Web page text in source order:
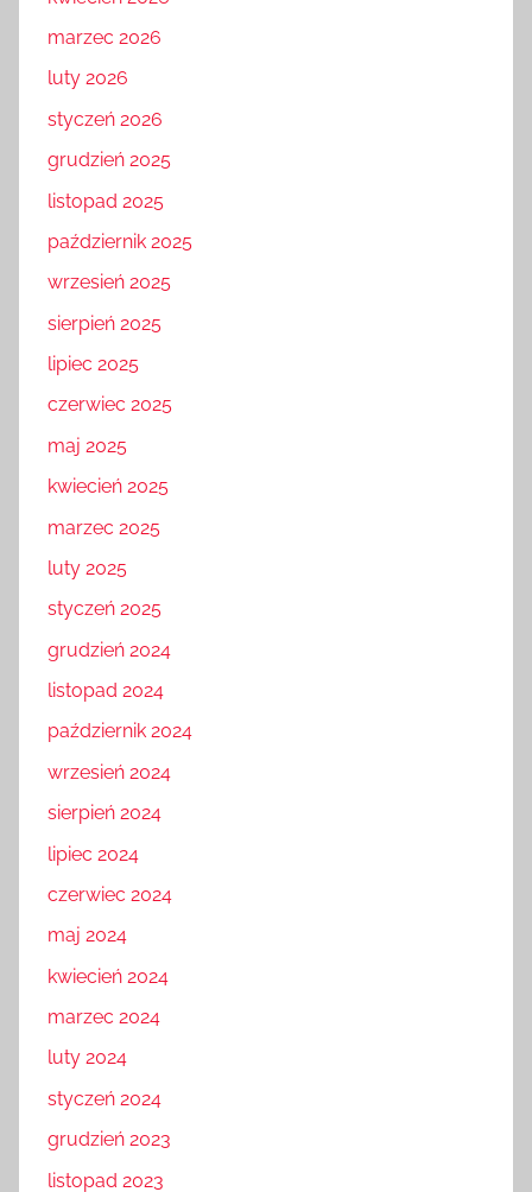
marzec 2026
luty 2026
styczeń 2026
grudzień 2025
listopad 2025
październik 2025
wrzesień 2025
sierpień 2025
lipiec 2025
czerwiec 2025
maj 2025
kwiecień 2025
marzec 2025
luty 2025
styczeń 2025
grudzień 2024
listopad 2024
październik 2024
wrzesień 2024
sierpień 2024
lipiec 2024
czerwiec 2024
maj 2024
kwiecień 2024
marzec 2024
luty 2024
styczeń 2024
grudzień 2023
listopad 2023